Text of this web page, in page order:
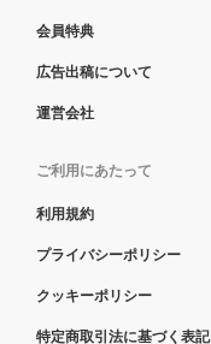
会員特典
広告出稿について
運営会社
ご利用にあたって
利用規約
プライバシーポリシー
クッキーポリシー
特定商取引法に基づく表記